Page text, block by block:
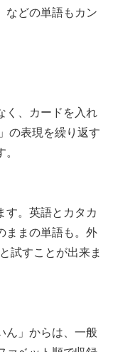
などの単語もカン
く、カードを入れ
の表現を繰り返す
す。英語とカタカ
ままの単語も。外
試すことが出来ま
ん」からは、一般